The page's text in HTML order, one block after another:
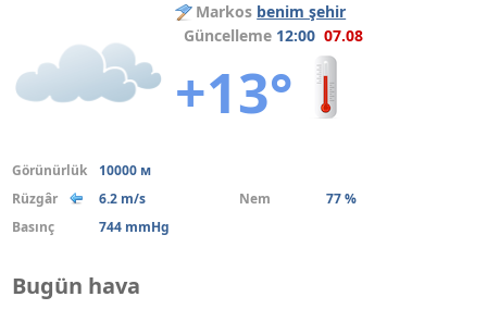
Markos benim şehir
Güncelleme 12:00 07.08
+13°
Görünürlük
10000 м
Rüzgâr
6.2 m/s Nem
77 %
Basınç
744 mmHg
Bugün hava